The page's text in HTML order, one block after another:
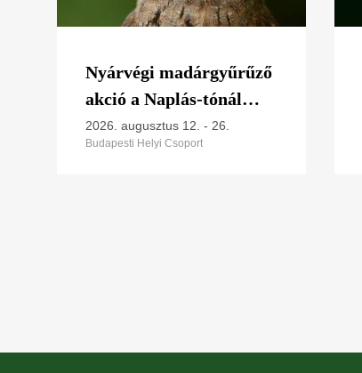
Nyárvégi madárgyűrűző
akció a Naplás-tónál
2026
2026. augusztus 12. - 26.
Budapesti Helyi Csoport